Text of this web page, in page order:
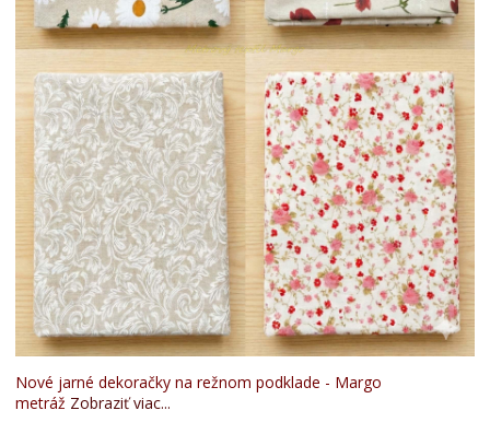
Nové jarné dekoračky na režnom podklade - Margo
metráž Zobraziť viac...